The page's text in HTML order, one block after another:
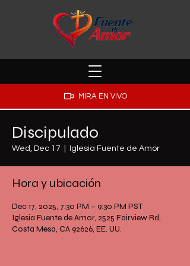
MIRA EN VIVO
Discipulado
Wed, Dec 17 Iglesia Fuente de Amor
Hora y ubicación
Dec 17, 2025, 7:30 PM – 9:30 PM PST
Iglesia Fuente de Amor, 2525 Fairview Rd,
Costa Mesa, CA 92626, EE. UU.